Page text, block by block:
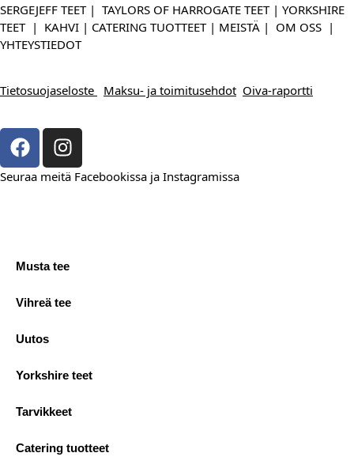
SERGEJEFF TEET| TAYLORS OF HARROGATE TEET| YORKSHIRE
TEET| KAHVI | CATERING TUOTTEET| MEISTÄ | OM OSS |
YHTEYSTIEDOT
Tietosuojaseloste Maksu- ja toimitusehdot Oiva-raportti
Seuraa meitä Facebookissa ja Instagramissa
Musta tee
Vihreä tee
Uutos
Yorkshire teet
Tarvikkeet
Catering tuotteet